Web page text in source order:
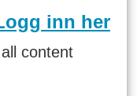
inn her
content